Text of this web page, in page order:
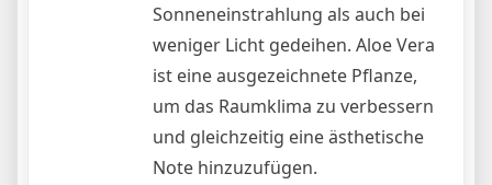
Sonneneinstrahlung als auch bei
weniger Licht gedeihen. Aloe Vera
ist eine ausgezeichnete Pflanze,
um das Raumklima zu verbessern
und gleichzeitig eine ästhetische
Note hinzuzufügen.